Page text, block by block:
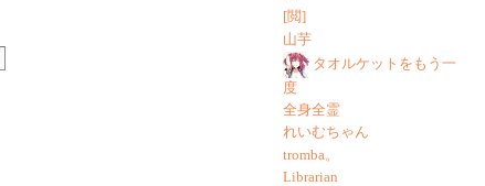
[閲]
山芋
タオルケットをもう一
度
全身全霊
れいむちゃん
tromba。
Librarian